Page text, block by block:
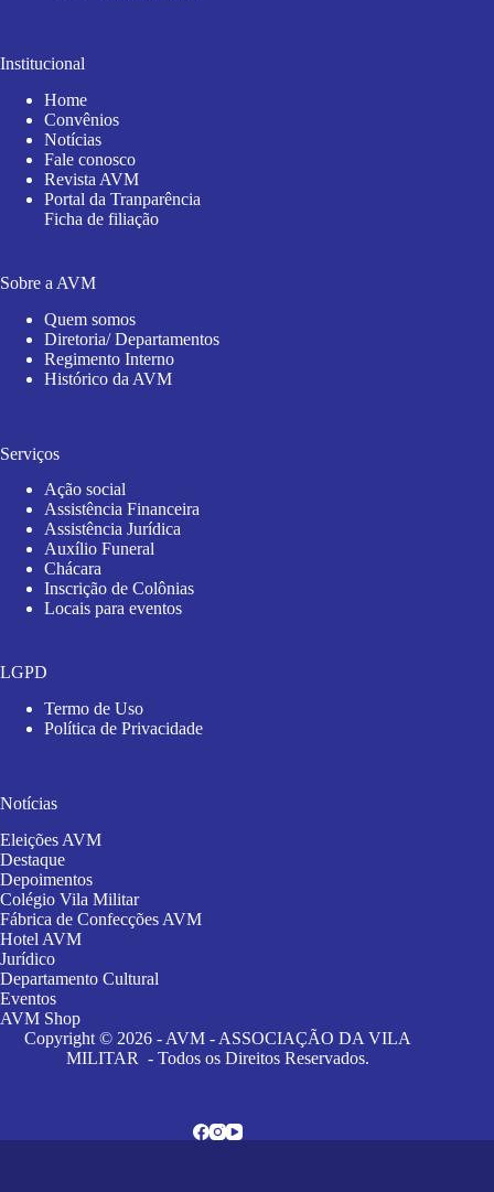
Institucional
Home
Convênios
Notícias
Fale conosco
Revista AVM
Portal da Tranparência
Ficha de filiação
Sobre a AVM
Quem somos
Diretoria/ Departamentos
Regimento Interno
Histórico da AVM
Serviços
Ação social
Assistência Financeira
Assistência Jurídica
Auxílio Funeral
Chácara
Inscrição de Colônias
Locais para eventos
LGPD
Termo de Uso
Política de Privacidade
Notícias
Eleições AVM
Destaque
Depoimentos
Colégio Vila Militar
Fábrica de Confecções AVM
Hotel AVM
Jurídico
Departamento Cultural
Eventos
AVM Shop
Copyright © 2026 - AVM - ASSOCIAÇÃO DA VILA
MILITAR - Todos os Direitos Reservados.